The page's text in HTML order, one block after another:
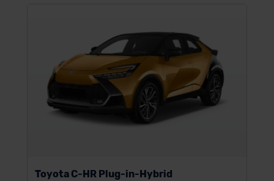
Toyota C-HR Plug-in-Hybrid